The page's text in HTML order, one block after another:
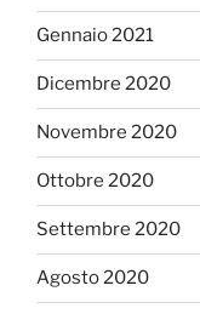
Gennaio 2021
Dicembre 2020
Novembre 2020
Ottobre 2020
Settembre 2020
Agosto 2020